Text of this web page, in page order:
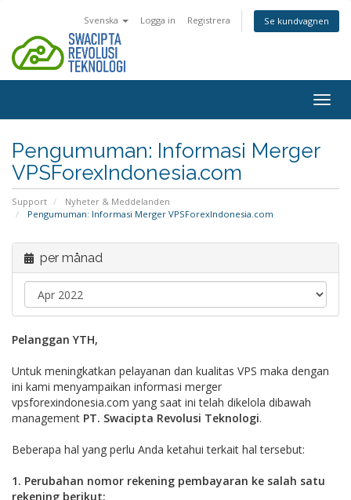
Svenska Logga in Registrera Se kundvagnen
Pengumuman: Informasi Merger
VPSForexIndonesia.com
Support
Nyheter & Meddelanden
Pengumuman: Informasi Merger VPSForexIndonesia.com
per månad
Pelanggan YTH,
Untuk meningkatkan pelayanan dan kualitas VPS maka dengan
ini kami menyampaikan informasi merger
vpsforexindonesia.com yang saat ini telah dikelola dibawah
management PT. Swacipta Revolusi Teknologi.
Beberapa hal yang perlu Anda ketahui terkait hal tersebut:
1. Perubahan nomor rekening pembayaran ke salah satu
rekening berikut: